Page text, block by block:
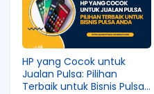
HP yang Cocok untuk
Jualan Pulsa: Pilihan
Terbaik untuk Bisnis Pulsa